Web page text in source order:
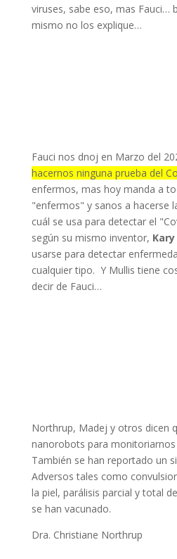
viruses, sabe eso, mas Fauci…
mismo no los explique…
Fauci nos dnoj en Marzo del
hacernos ninguna prueba del
enfermos, mas hoy manda a
"enfermos" y sanos a hacerse
cuál se usa para detectar el
según su mismo inventor,
usarse para detectar
cualquier tipo. Y Mullis tiene
decir de Fauci…
Northrup, Madej y otros dicen
nanorobots para
También se han reportado un
Adversos tales como
la piel, parálisis parcial y total
se han vacunado.
Dra. Christiane Northrup